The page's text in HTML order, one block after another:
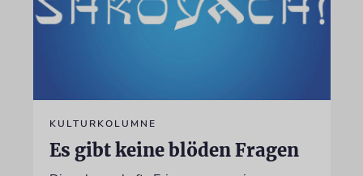
KULTURKOLUMNE
Es gibt keine blöden Fragen